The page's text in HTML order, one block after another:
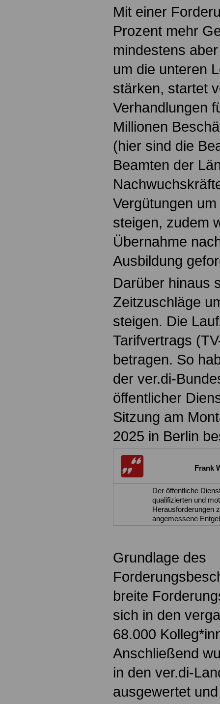
Mit einer
Prozent mehr
mindestens
um die unteren
stärken, startet
Verhandlungen
Millionen
(hier sind die
Beamten der
Vergütungen
steigen, zudem
Übernahme
Ausbildung
Darüber hinaus
Zeitzuschläge
steigen. Die
Tarifvertrags
betragen. So
der ver.di-
öffentlicher
Sitzung am
2025 in Berlin
Frank
Der öffentliche
qualifizierten und
Herausforderungen
angemessene
Grundlage des
breite
sich in den
68.000
Anschließend
in den ver.di-
ausgewertet